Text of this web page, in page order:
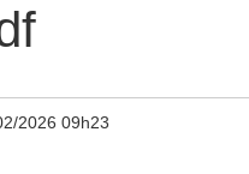
2026 09h23